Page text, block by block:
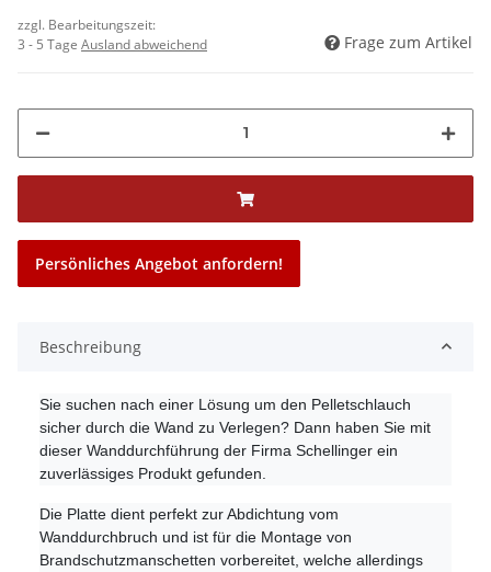
zzgl. Bearbeitungszeit:
3 - 5 Tage Ausland abweichend Frage zum Artikel
Persönliches Angebot anfordern!
Beschreibung
Sie suchen nach einer Lösung um den Pelletschlauch
sicher durch die Wand zu Verlegen? Dann haben Sie mit
dieser Wanddurchführung der Firma Schellinger ein
zuverlässiges Produkt gefunden.
Die Platte dient perfekt zur Abdichtung vom
Wanddurchbruch und ist für die Montage von
Brandschutzmanschetten vorbereitet, welche allerdings